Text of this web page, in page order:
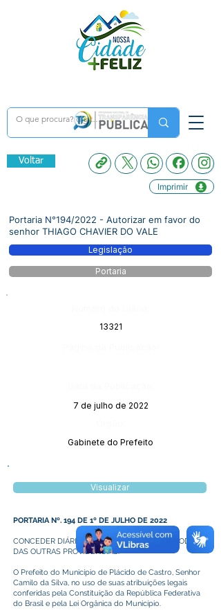
Voltar
Imprimir
Portaria N°194/2022 - Autorizar em favor do
senhor THIAGO CHAVIER DO VALE
Legislação
Portaria
13321
7 de julho de 2022
Gabinete do Prefeito
Visualizar
PORTARIA Nº. 194 DE 1º DE JULHO DE 2022
CONCEDER DIÁRIAS AO PREGOEIRO, DESTE PODER E
DAS OUTRAS PROVIDÊNCIAS.
O Prefeito do Município de Plácido de Castro, Senhor
Camilo da Silva, no uso de suas atribuições legais
conferidas pela Constituição da República Federativa
do Brasil e pela Lei Orgânica do Município.